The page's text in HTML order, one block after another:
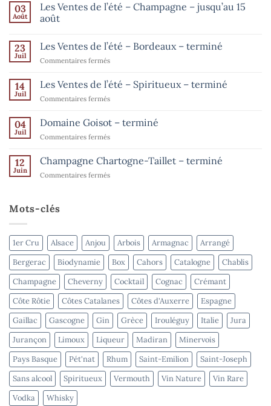
03
Août
Les Ventes de l’été – Champagne – jusqu’au 15
août
sur
Ventes
–
–
15
août
23
Juil
Les Ventes de l’été – Bordeaux – terminé
Commentaires ferméssur
Ventes
de
l’été
Bordeaux
14
Juil
Les Ventes de l’été – Spiritueux – terminé
Commentaires ferméssur
Ventes
de
l’été
Spiritueux
04
Juil
Domaine Goisot – terminé
Commentaires ferméssur
Goisot
–
terminé
12
Juin
Champagne Chartogne-Taillet – terminé
Commentaires ferméssur
Mots-clés
1er Cru Alsace Anjou Arbois Armagnac
Arrangé
Bergerac
Biodynamie Box Cahors Catalogne
Chablis
Champagne
Cheverny Cocktail Cognac
Crémant
Côte Rôtie
Côtes Catalanes Côtes d'Auxerre
Espagne
Gaillac
Gascogne Gin Grèce Irouléguy Italie
Jura
Jurançon
Limoux Liqueur Madiran
Minervois
Pays Basque
Pét'nat Rhum Saint-Emilion
Saint-Joseph
Sans alcool
Spiritueux Vermouth Vin Nature
Vin Rare
Vodka
Whisky